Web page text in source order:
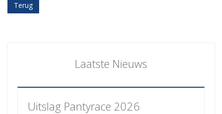
Terug
Laatste Nieuws
Uitslag Pantyrace 2026